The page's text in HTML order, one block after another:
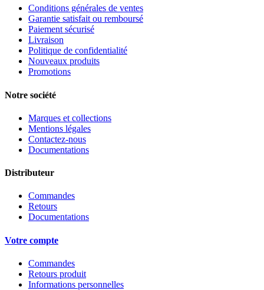
Conditions générales de ventes
Garantie satisfait ou remboursé
Paiement sécurisé
Livraison
Politique de confidentialité
Nouveaux produits
Promotions
Notre société
Marques et collections
Mentions légales
Contactez-nous
Documentations
Distributeur
Commandes
Retours
Documentations
Votre compte
Commandes
Retours produit
Informations personnelles